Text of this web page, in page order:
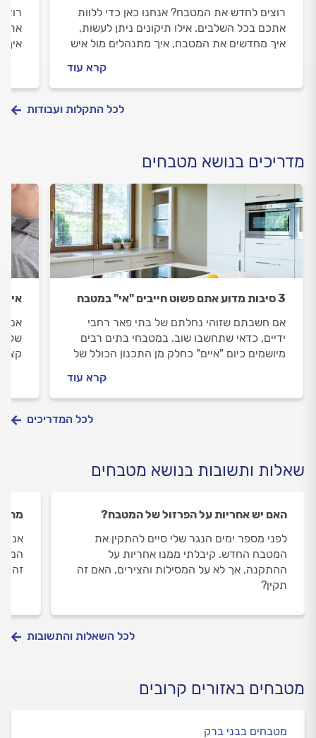
רוצים לחדש את המטבח? אנחנו כאן כדי ללוות
אתכם בכל השלבים. אילו תיקונים ניתן לעשות,
איך מחדשים את המטבח, איך מתנהלים מול איש
קרא עוד
איך
לכל התקלות ועבודות
מדריכים בנושא מטבחים
3 סיבות מדוע אתם פשוט חייבים "אי" במטבח
אם חשבתם שזוהי נחלתם של בתי פאר רחבי
ידיים, כדאי שתחשבו שוב. במטבחי בתים רבים
מיושמים כיום "איים" כחלק מן התכנון הכולל של
קרא עוד
איך
אם
של
קצת
לכל המדריכים
שאלות ותשובות בנושא מטבחים
האם יש אחריות על הפרזול של המטבח?
לפני מספר ימים הנגר שלי סיים להתקין את
המטבח החדש. קיבלתי ממנו אחריות על
ההתקנה, אך לא על המסילות והצירים, האם זה
תקין?
מהי
אני
זה
לכל השאלות והתשובות
מטבחים באזורים קרובים
מטבחים בבני ברק